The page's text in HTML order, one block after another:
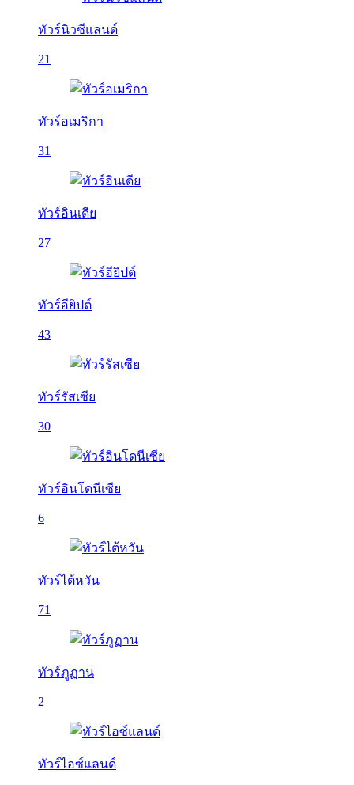
ทัวร์นิวซีแลนด์
21
ทัวร์อเมริกา
31
ทัวร์อินเดีย
27
ทัวร์อียิปต์
43
ทัวร์รัสเซีย
30
ทัวร์อินโดนีเซีย
6
ทัวร์ไต้หวัน
71
ทัวร์ภูฏาน
2
ทัวร์ไอซ์แลนด์